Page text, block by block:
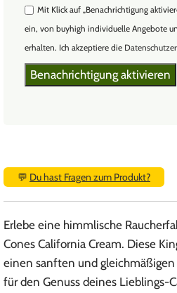
Mit Klick auf „Benachrichtigung
ein, von buyhigh individuelle Angebote
erhalten. Ich akzeptiere die
💬 Du hast Fragen zum Produkt?
Erlebe eine himmlische
Cones California Cream. Diese
einen sanften und gleichmäßigen
für den Genuss deines Lieblings-